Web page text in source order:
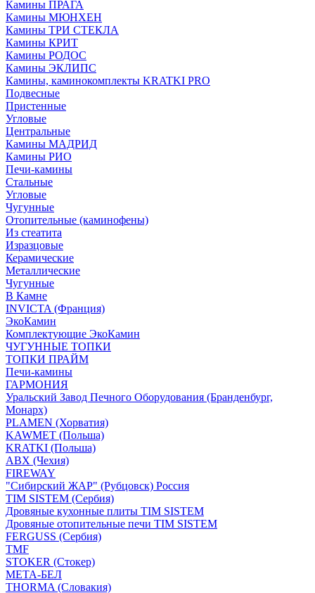
Камины ПРАГА
Камины МЮНХЕН
Камины ТРИ СТЕКЛА
Камины КРИТ
Камины РОДОС
Камины ЭКЛИПС
Камины, каминокомплекты KRATKI PRO
Подвесные
Пристенные
Угловые
Центральные
Камины МАДРИД
Камины РИО
Печи-камины
Стальные
Угловые
Чугунные
Отопительные (каминофены)
Из стеатита
Изразцовые
Керамические
Металлические
Чугунные
В Камне
INVICTA (Франция)
ЭкоКамин
Комплектующие ЭкоКамин
ЧУГУННЫЕ ТОПКИ
ТОПКИ ПРАЙМ
Печи-камины
ГАРМОНИЯ
Уральский Завод Печного Оборудования (Бранденбург,
Монарх)
PLAMEN (Хорватия)
KAWMET (Польша)
KRATKI (Польша)
ABX (Чехия)
FIREWAY
"Сибирский ЖАР" (Рубцовск) Россия
TIM SISTEM (Сербия)
Дровяные кухонные плиты TIM SISTEM
Дровяные отопительные печи TIM SISTEM
FERGUSS (Сербия)
TMF
STOKER (Стокер)
МЕТА-БЕЛ
THORMA (Словакия)